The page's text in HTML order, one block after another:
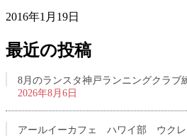
2016年1月19日
最近の投稿
8月のランスタ神戸ランニングクラブ
2026年8月6日
アールイーカフェ ハワイ部 ウクレ